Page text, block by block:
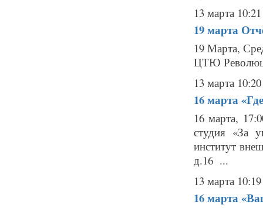
13 марта 10:21
19 марта
19 Марта,
ЦТЮ
13 марта 10:20
16 марта
16 марта,
студия «За
институт
д.16 ...
13 марта 10:19
16 марта